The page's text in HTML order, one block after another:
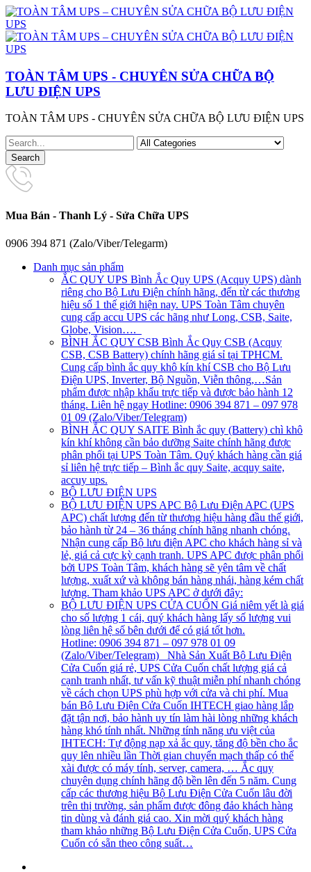
TOÀN TÂM UPS - CHUYÊN SỬA CHỮA BỘ
LƯU ĐIỆN UPS
TOÀN TÂM UPS - CHUYÊN SỬA CHỮA BỘ LƯU ĐIỆN UPS
Mua Bán - Thanh Lý - Sửa Chữa UPS
0906 394 871 (Zalo/Viber/Telegarm)
Danh mục sản phẩm
ẮC QUY UPS Bình Ắc Quy UPS (Acquy UPS) dành
riêng cho Bộ Lưu Điện chính hãng, đến từ các thương
hiệu số 1 thế giới hiện nay. UPS Toàn Tâm chuyên
cung cấp accu UPS các hãng như Long, CSB, Saite,
Globe, Vision….
BÌNH ẮC QUY CSB Bình Ắc Quy CSB (Acquy
CSB, CSB Battery) chính hãng giá sỉ tại TPHCM.
Cung cấp bình ắc quy khô kín khí CSB cho Bộ Lưu
Điện UPS, Inverter, Bộ Nguồn, Viễn thông,…Sản
phẩm được nhập khẩu trực tiếp và được bảo hành 12
tháng. Liên hệ ngay Hotline: 0906 394 871 – 097 978
01 09 (Zalo/Viber/Telegram)
BÌNH ẮC QUY SAITE Bình ắc quy (Battery) chì khô
kín khí không cần bảo dưỡng Saite chính hãng được
phân phối tại UPS Toàn Tâm. Quý khách hàng cần giá
sỉ liên hệ trực tiếp – Bình ắc quy Saite, acquy saite,
accuy ups.
BỘ LƯU ĐIỆN UPS
BỘ LƯU ĐIỆN UPS APC Bộ Lưu Điện APC (UPS
APC) chất lượng đến từ thương hiệu hàng đầu thế giới,
bảo hành từ 24 – 36 tháng chính hãng nhanh chóng.
Nhận cung cấp Bộ lưu điện APC cho khách hàng sỉ và
lẻ, giá cả cực kỳ cạnh tranh. UPS APC được phân phối
bởi UPS Toàn Tâm, khách hàng sẽ yên tâm về chất
lượng, xuất xứ và không bán hàng nhái, hàng kém chất
lượng. Tham khảo UPS APC ở dưới đây:
BỘ LƯU ĐIỆN UPS CỬA CUỐN Giá niêm yết là giá
cho số lượng 1 cái, quý khách hàng lấy số lượng vui
lòng liên hệ số bên dưới để có giá tốt hơn.
Hotline: 0906 394 871 – 097 978 01 09
(Zalo/Viber/Telegram) Nhà Sản Xuất Bộ Lưu Điện
Cửa Cuốn giá rẻ, UPS Cửa Cuốn chất lượng giá cả
cạnh tranh nhất, tư vấn kỹ thuật miễn phí nhanh chóng
về cách chọn UPS phù hợp với cửa và chi phí. Mua
bán Bộ Lưu Điện Cửa Cuốn IHTECH giao hàng lắp
đặt tận nơi, bảo hành uy tín làm hài lòng những khách
hàng khó tính nhất. Những tính năng ưu việt của
IHTECH: Tự động nạp xả ắc quy, tăng độ bền cho ắc
quy lên nhiều lần Thời gian chuyển mạch thấp có thể
xài được có máy tính, server, camera, … Ắc quy
chuyên dụng chính hãng độ bền lên đến 5 năm. Cung
cấp các thương hiệu Bộ Lưu Điện Cửa Cuốn lâu đời
trên thị trường, sản phẩm được đông đảo khách hàng
tin dùng và đánh giá cao. Xin mời quý khách hàng
tham khảo những Bộ Lưu Điện Cửa Cuốn, UPS Cửa
Cuốn có sẵn theo công suất…